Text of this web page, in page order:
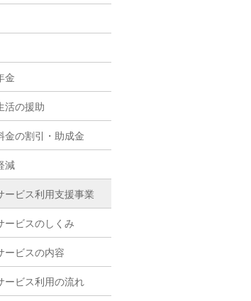
金
活の援助
金の割引・助成金
減
ービス利用支援事業
ービスのしくみ
ービスの内容
ービス利用の流れ